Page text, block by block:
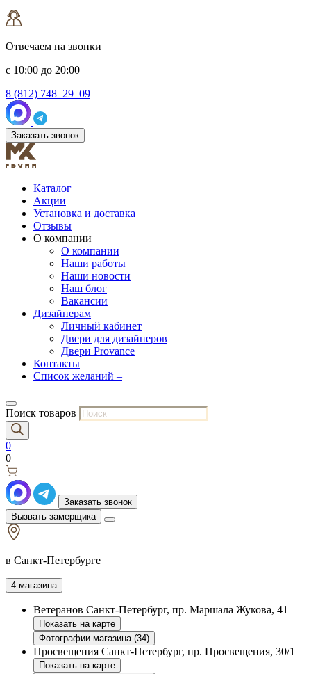
Отвечаем на звонки
с 10:00 до 20:00
8 (812) 748–29–09
Заказать звонок
Каталог
Акции
Установка и доставка
Отзывы
О компании
О компании
Наши работы
Наши новости
Наш блог
Вакансии
Дизайнерам
Личный кабинет
Двери для дизайнеров
Двери Provance
Контакты
Список желаний –
Поиск товаров
0
0
Заказать звонок
Вызвать замерщика
в Санкт-Петербурге
4 магазина
Ветеранов Санкт-Петербург, пр. Маршала Жукова, 41
Показать на карте
Фотографии магазина (34)
Просвещения Санкт-Петербург, пр. Просвещения, 30/1
Показать на карте